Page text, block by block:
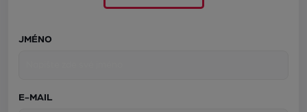
JMÉNO
E-MAIL